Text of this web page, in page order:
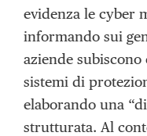
evidenza le cyber
informando sui
aziende
sistemi di
elaborando una
strutturata. Al